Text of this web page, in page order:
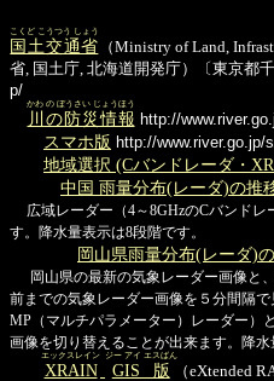
国土交通省
こくど こうつう しょう
（Ministry of Land,
省, 国土庁, 北海道開発庁）〔東京都
p/
川の防災情報
かわ の ぼうさい じょうほう
http://
スマホ版 http://www.river.go.jp/
地域選択 (Cバンドレーダ・
中国 雨量分布(レーダ)の推
広域レーダー（4～8GHzのCバンド
す。降水量表示は8段階です。
岡山県雨量分布(レーダ)
岡山県の最新の気象レーダー画像と
前までの気象レーダー画像を５分間隔
MP（マルチパラメーター）レーダー）
画像を切り替えることが出来ます。降
XRAIN
エックスレイン
GIS版
ジー アイ エスばん
（eXtended